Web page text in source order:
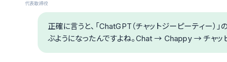
代表取締役
正確に言うと、「ChatGPT（チャットジーピーティー）」
ぶようになったんですよね。Chat → Chappy → チャッ